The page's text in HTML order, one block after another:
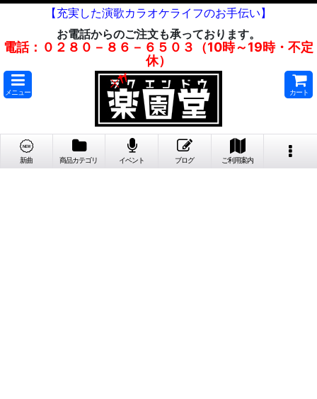
【充実した演歌カラオケライフのお手伝い】
お電話からのご注文も承っております。
電話：０２８０－８６－６５０３（10時～19時・不定
休）
メニュー カート
新曲 商品カテゴリ イベント ブログ ご利用案内